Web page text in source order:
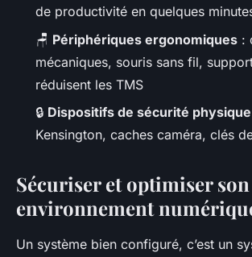
de productivité en quelques
🪑 Périphériques ergonomiques :
mécaniques, souris sans fil,
réduisent les TMS
🔒 Dispositifs de sécurité physique
Kensington, caches caméra, clés
Sécuriser et optimiser son
environnement
Un système bien configuré, c’est un